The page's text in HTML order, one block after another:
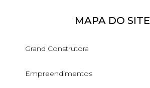
MAPA DO SITE
Grand Construtora
Empreendimentos